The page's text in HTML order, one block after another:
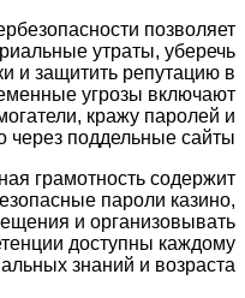
позволяет
утраты, уберечь
и защитить репутацию в
угрозы включают
кражу паролей и
через поддельные сайты.
грамотность содержит
пароли казино,
и организовывать
доступны каждому
знаний и возраста.